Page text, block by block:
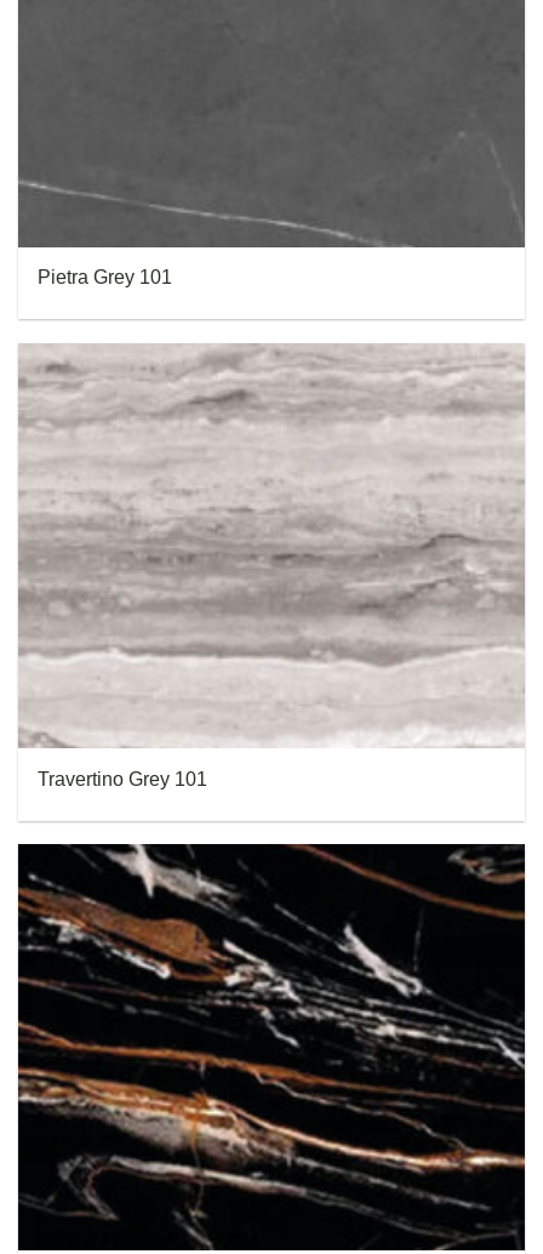
Pietra Grey 101
Travertino Grey 101